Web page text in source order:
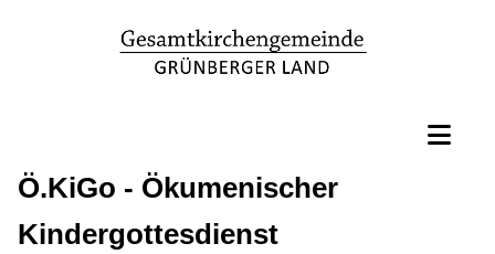
Ö.KiGo - Ökumenischer
Kindergottesdienst